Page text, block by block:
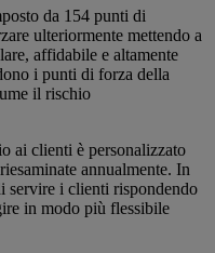
da 154 punti di
ulteriormente mettendo a
affidabile e altamente
i punti di forza della
il rischio
ai clienti è personalizzato
annualmente. In
servire i clienti rispondendo
in modo più flessibile